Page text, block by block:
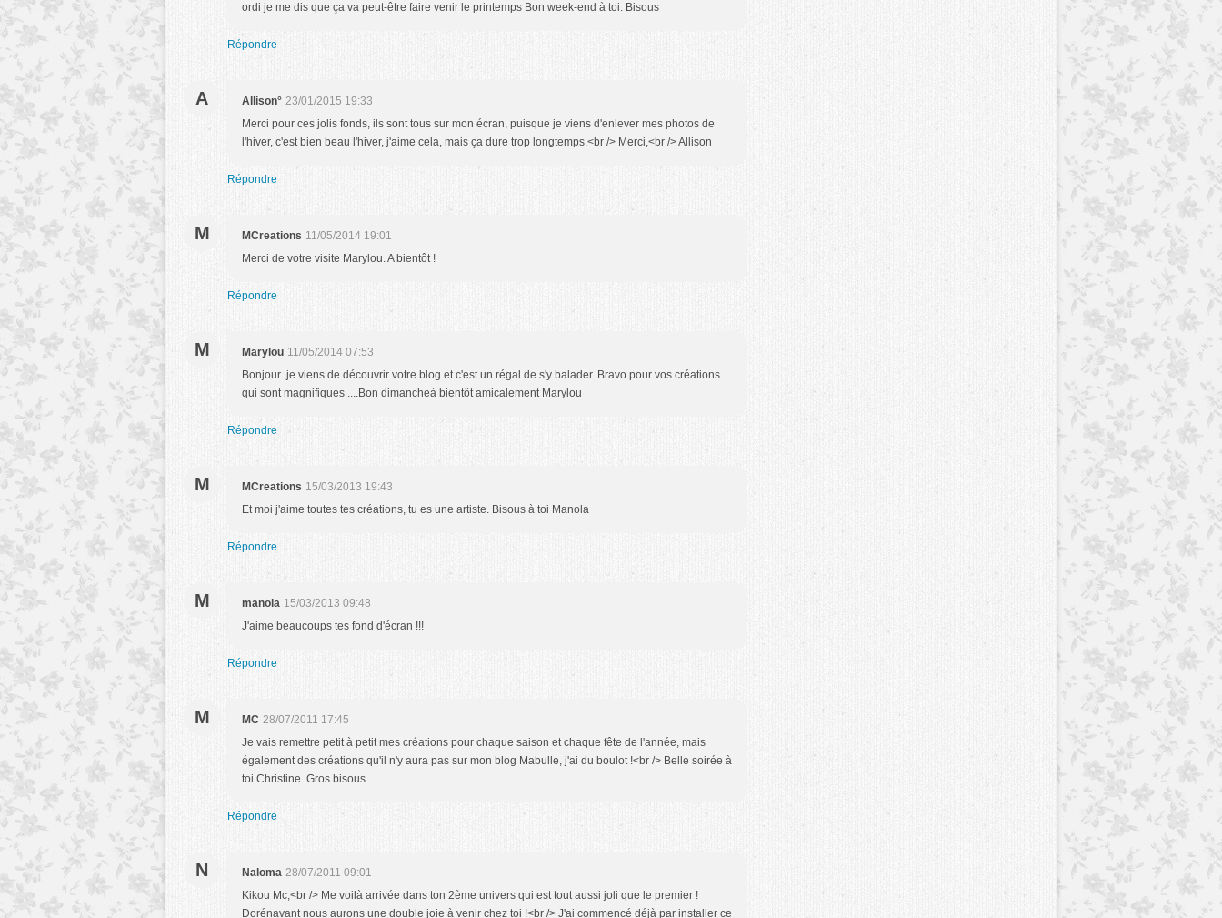
ordi je me dis que ça va peut-être faire venir le printemps Bon week-end à toi. Bisous
Répondre
A Allison° 23/01/2015 19:33
Merci pour ces jolis fonds, ils sont tous sur mon écran, puisque je viens d'enlever mes photos de
l'hiver, c'est bien beau l'hiver, j'aime cela, mais ça dure trop longtemps.<br /> Merci,<br /> Allison
Répondre
M MCreations 11/05/2014 19:01
Merci de votre visite Marylou. A bientôt !
Répondre
M Marylou 11/05/2014 07:53
Bonjour ,je viens de découvrir votre blog et c'est un régal de s'y balader..Bravo pour vos créations
qui sont magnifiques ....Bon dimancheà bientôt amicalement Marylou
Répondre
M MCreations 15/03/2013 19:43
Et moi j'aime toutes tes créations, tu es une artiste. Bisous à toi Manola
Répondre
M manola 15/03/2013 09:48
J'aime beaucoups tes fond d'écran !!!
Répondre
M MC 28/07/2011 17:45
Je vais remettre petit à petit mes créations pour chaque saison et chaque fête de l'année, mais
également des créations qu'il n'y aura pas sur mon blog Mabulle, j'ai du boulot !<br /> Belle soirée à
toi Christine. Gros bisous
Répondre
N Naloma 28/07/2011 09:01
Kikou Mc,<br /> Me voilà arrivée dans ton 2ème univers qui est tout aussi joli que le premier !
Dorénavant nous aurons une double joie à venir chez toi !<br /> J'ai commencé déjà par installer ce